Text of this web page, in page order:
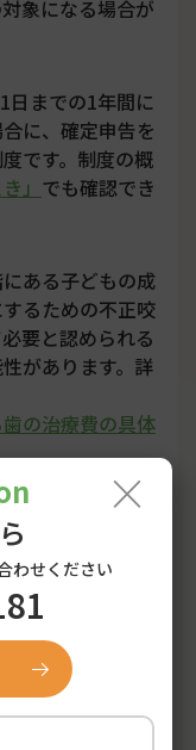
象になる場合が
日までの1年間に
に、確定申告を
です。制度の概
」 でも確認でき
ある子どもの成
るための不正咬
要と認められる
があります。詳
の治療費の具体
を目的とした矯
があります。
合は、治療目的
保管しておくと
×
わせください